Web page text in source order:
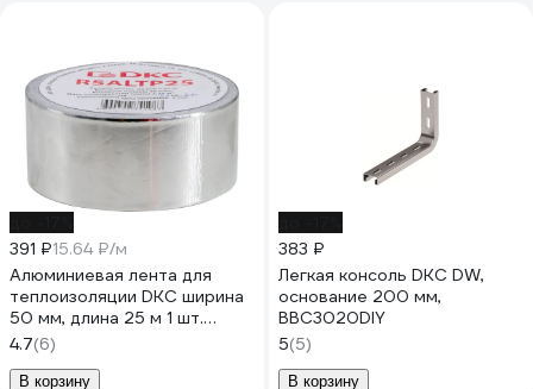
391 ₽15.64 ₽/м
Алюминиевая лента для
теплоизоляции DKC ширина
50 мм, длина 25 м 1 шт.
R5ALTP25
4.7(6)
В корзину
383 ₽
Легкая консоль DKC DW,
основание 200 мм,
BBC3020DIY
5(5)
В корзину